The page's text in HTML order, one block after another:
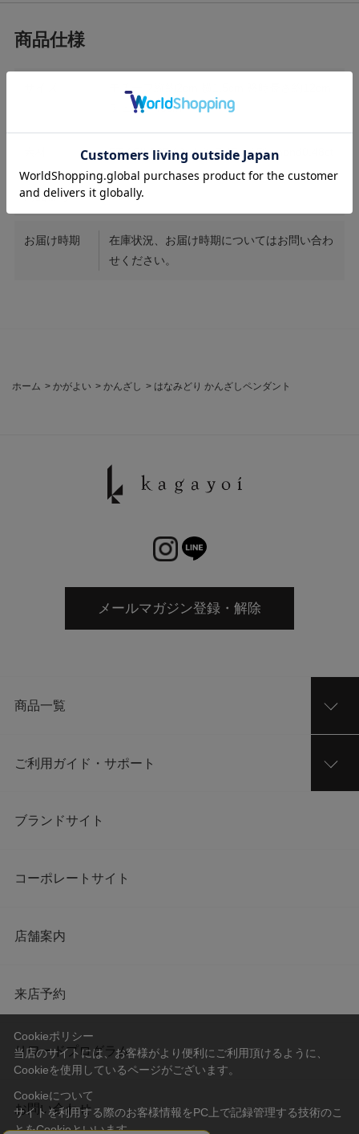
モチーフ縦約2cm 横1.5cm 簪時長さ約12cm
チェーン45cm
PT / SIL925 / Jadeite7.15ct / Diamond0.48ct
商品番号 MD005
お届け時期
在庫状況、お届け時期についてはお問い合わ
せください。
ホーム > かがよい > かんざし > はなみどり かんざしペンダント
メールマガジン登録・解除
商品一覧
ご利用ガイド・サポート
ブランドサイト
コーポレートサイト
店舗案内
来店予約
リワードプログラム
お問い合わせ
Cookieポリシー
当店のサイトには、お客様がより便利にご利用頂けるように、
Cookieを使用しているページがございます。
Cookieについて
サイトを利用する際のお客様情報をPC上で記録管理する技術のこ
とをCookieといいます。